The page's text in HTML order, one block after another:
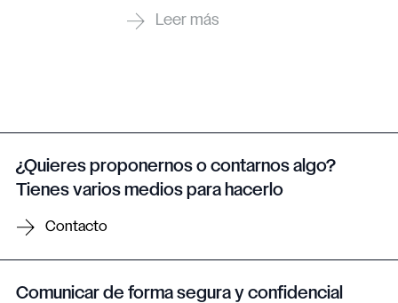
¿Quieres proponernos o contarnos algo?
Tienes varios medios para hacerlo
Contacto
Comunicar de forma segura y confidencial